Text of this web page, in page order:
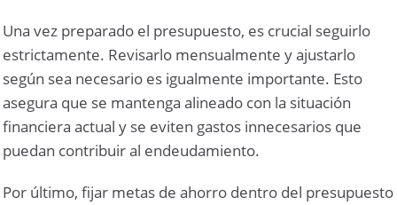
Una vez preparado el presupuesto, es crucial seguirlo
estrictamente. Revisarlo mensualmente y ajustarlo
según sea necesario es igualmente importante. Esto
asegura que se mantenga alineado con la situación
financiera actual y se eviten gastos innecesarios que
puedan contribuir al endeudamiento.
Por último, fijar metas de ahorro dentro del presupuesto